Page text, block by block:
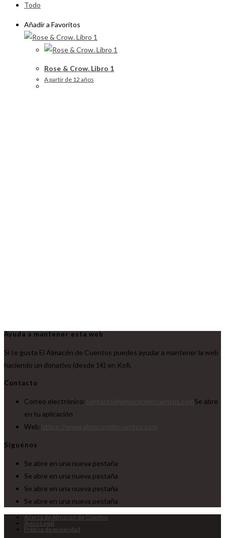
Todo
Añadir a Favoritos
Rose & Crow. Libro 1
A partir de 12 años
Ayuda a mantener esta web
Si te gusta El Almacén de Cuentos puedes ayudar a mantener la web
haciendo un donativo (desde 1€) en Kofi.
Contacto
Correo electrónico:
Se abre
en tu aplicación
Web:
Síguenos
Se abre en una nueva pestaña
Se abre en una nueva pestaña
Se abre en una nueva pestaña
Se abre en una nueva pestaña
Acerca de Almacén de Cuentos
Aviso Legal
Política de privacidad